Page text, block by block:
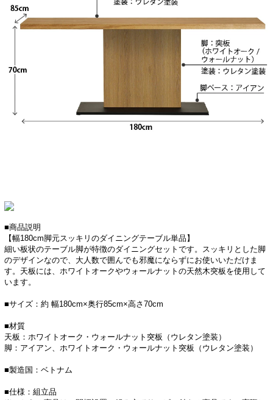
■商品説明
【幅180cm脚元スッキリのダイニングテーブル単品】
細い板状のテーブル脚が特徴のダイニングセットです。スッキリとした脚
のデザインなので、大人数で囲んでも邪魔にならずにお使いいただけま
す。天板には、ホワイトオークやウォールナットの天然木突板を使用して
います。
■サイズ：約 幅180cm×奥行85cm×高さ70cm
■材質
天板：ホワイトオーク・ウォールナット突板（ウレタン塗装）
脚：アイアン、ホワイトオーク・ウォールナット突板（ウレタン塗装）
■製造国：ベトナム
■仕様：組立品